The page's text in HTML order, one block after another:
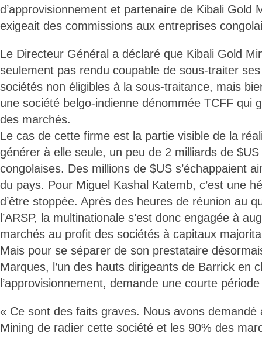
d’approvisionnement et partenaire de Kibali Gold
exigeait des commissions aux entreprises
Le Directeur Général a déclaré que Kibali Gold
seulement pas rendu coupable de sous-traiter
sociétés non éligibles à la sous-traitance, mais
une société belgo-indienne dénommée TCFF qui
des marchés.
Le cas de cette firme est la partie visible de la
générer à elle seule, un peu de 2 milliards de
congolaises. Des millions de $US s’échappaient
du pays. Pour Miguel Kashal Katemb, c’est une
d’être stoppée. Après des heures de réunion au
l’ARSP, la multinationale s’est donc engagée à
marchés au profit des sociétés à capitaux
Mais pour se séparer de son prestataire
Marques, l’un des hauts dirigeants de Barrick en
l’approvisionnement, demande une courte
« Ce sont des faits graves. Nous avons demandé
Mining de radier cette société et les 90% des